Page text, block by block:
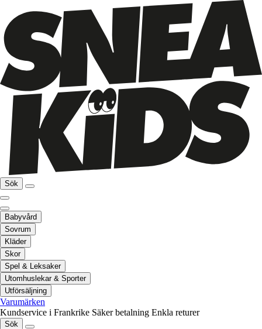
Sök
Babyvård
Sovrum
Kläder
Skor
Spel & Leksaker
Utomhuslekar & Sporter
Utförsäljning
Varumärken
Kundservice i Frankrike Säker betalning Enkla returer
Sök